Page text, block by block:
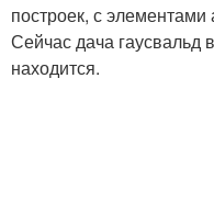
построек, с элементами
Сейчас дача гаусвальд
находится.